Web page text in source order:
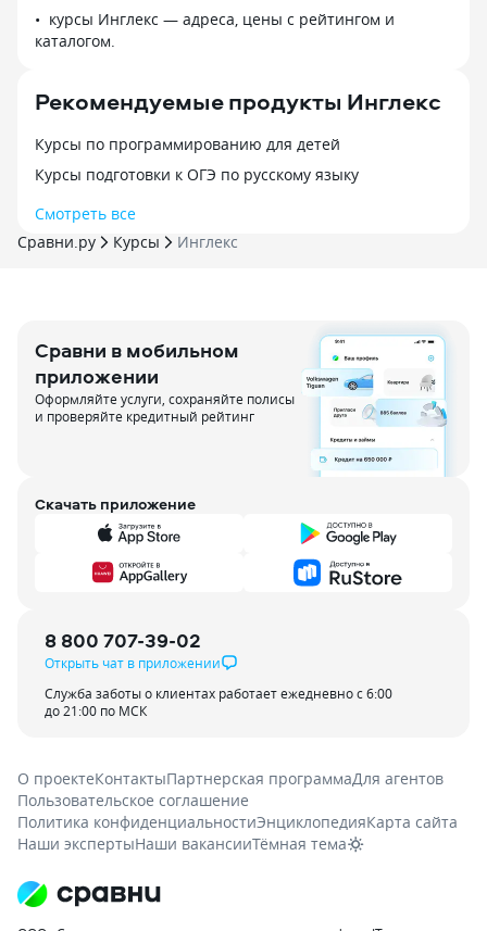
курсы Инглекс — адреса, цены с рейтингом и
каталогом.
Рекомендуемые продукты Инглекс
Курсы по программированию для детей
Курсы подготовки к ОГЭ по русскому языку
Смотреть все
Сравни.ру
Курсы Инглекс
Сравни в мобильном
приложении
Оформляйте услуги, сохраняйте полисы
и проверяйте кредитный рейтинг
Скачать приложение
8 800 707-39-02
Открыть чат в приложении
Служба заботы о клиентах работает ежедневно с 6:00
до 21:00 по МСК
О проектеКонтактыПартнерская программаДля агентов
Пользовательское соглашение
Политика конфиденциальностиЭнциклопедияКарта сайта
Наши экспертыНаши вакансииТёмная тема